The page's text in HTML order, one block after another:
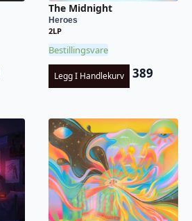
The Midnight
Heroes
2LP
Bestillingsvare
Legg I Handlekurv 389